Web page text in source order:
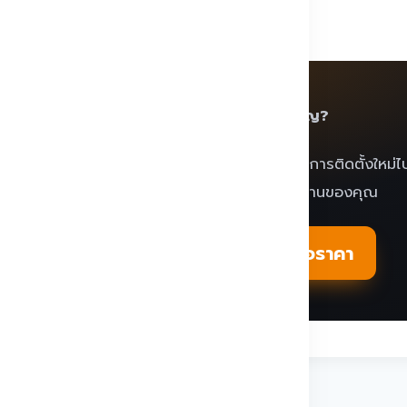
สนใจติดตั้งหรือเซอร์วิสเครื่องแลกเหรียญ?
ลลี่ โซลูชั่น จำกัด พร้อมให้คำปรึกษา ดูแลตั้งแต่การติดตั้งใหม่ไ
เซอร์วิสและบำรุงรักษา ให้เหมาะกับพื้นที่และการใช้งานของคุณ
ขอใบเสนอราคา